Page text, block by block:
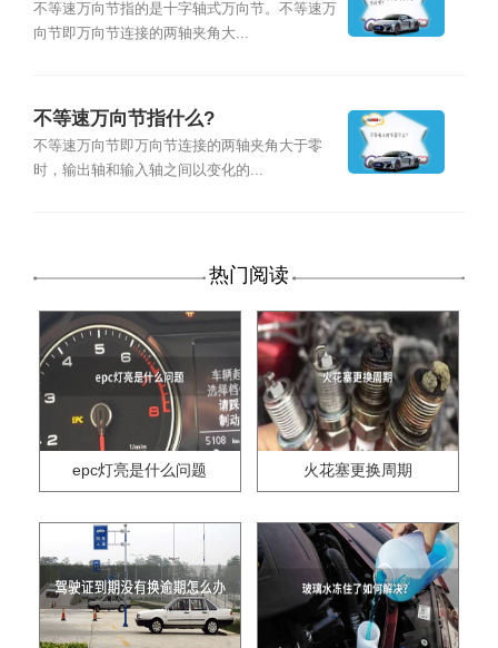
不等速万向节指的是十字轴式万向节。不等速万
向节即万向节连接的两轴夹角大...
不等速万向节指什么?
不等速万向节即万向节连接的两轴夹角大于零
时，输出轴和输入轴之间以变化的...
热门阅读
epc灯亮是什么问题 火花塞更换周期